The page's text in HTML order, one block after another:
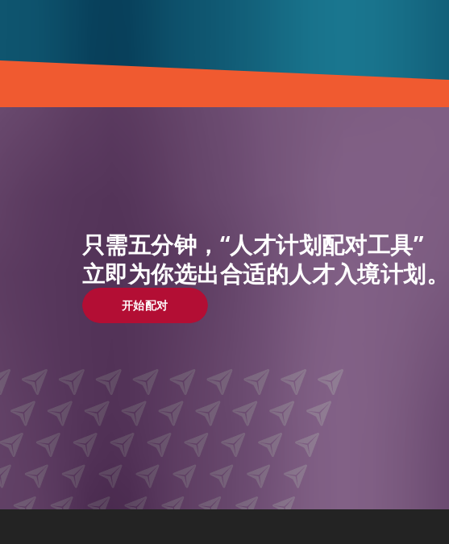
只需五分钟，“人才计划配对工具”
立即为你选出合适的人才入境计划。
开始配对
开始配对